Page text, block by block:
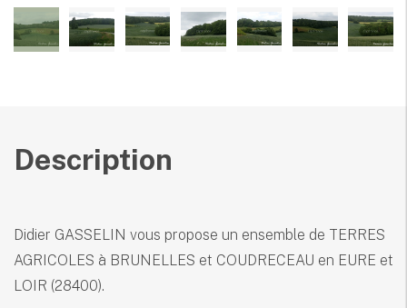
Description
Didier GASSELIN vous propose un ensemble de TERRES
AGRICOLES à BRUNELLES et COUDRECEAU en EURE et
LOIR (28400).